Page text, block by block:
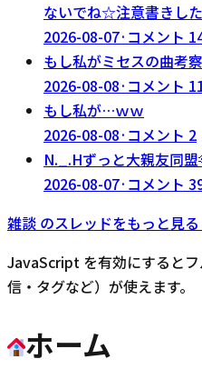
ないでね☆注意書きした
2026-08-07· コメント
もし私がミセスの曲考
2026-08-08· コメント
もし私が…ｗｗ
2026-08-08· コメント 2
N._.Hずっと大親友同盟‪
2026-08-07· コメント
雑談 のスレッドをもっと見
JavaScript を有効にすると
信・タグなど）が使えます。
ホーム